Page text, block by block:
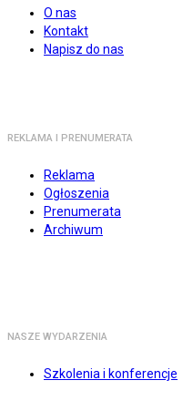
O nas
Kontakt
Napisz do nas
REKLAMA I PRENUMERATA
Reklama
Ogłoszenia
Prenumerata
Archiwum
NASZE WYDARZENIA
Szkolenia i konferencje